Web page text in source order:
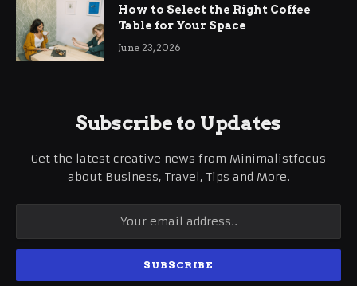
How to Select the Right Coffee
Table for Your Space
June 23, 2026
Subscribe to Updates
Get the latest creative news from Minimalistfocus
about Business, Travel, Tips and More.